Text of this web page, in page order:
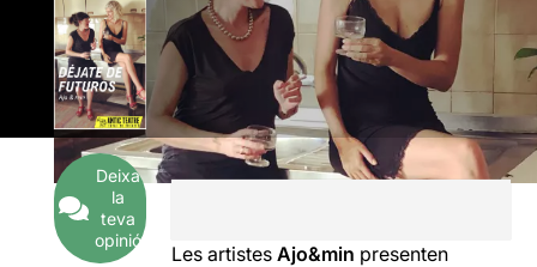
Deixa
la
teva
opinió
Les artistes Ajo&min presenten